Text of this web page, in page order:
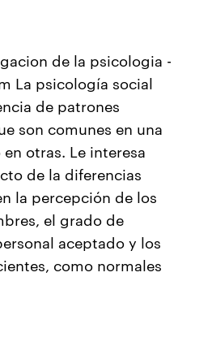
de la psicologia -
La psicología social
de patrones
son comunes en una
otras. Le interesa
de la diferencias
la percepción de los
el grado de
aceptado y los
como normales